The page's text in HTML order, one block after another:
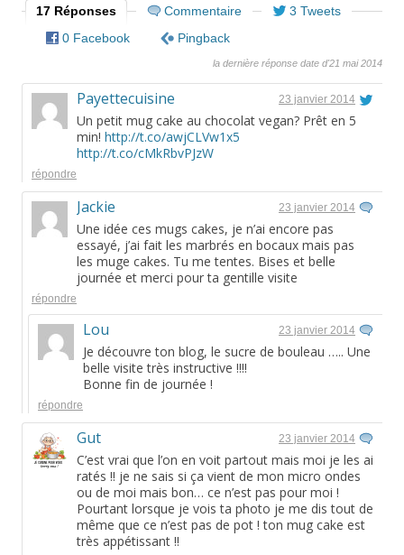
17 Réponses Commentaire
3 Tweets
0 Facebook
Pingback
la dernière réponse date d'21 mai 2014
Payettecuisine 23 janvier 2014
Un petit mug cake au chocolat vegan? Prêt en 5
min! http://t.co/awjCLVw1x5
http://t.co/cMkRbvPJzW
répondre
Jackie 23 janvier 2014
Une idée ces mugs cakes, je n’ai encore pas
essayé, j’ai fait les marbrés en bocaux mais pas
les muge cakes. Tu me tentes. Bises et belle
journée et merci pour ta gentille visite
répondre
Lou 23 janvier 2014
Je découvre ton blog, le sucre de bouleau ….. Une
belle visite très instructive !!!!
Bonne fin de journée !
répondre
Gut 23 janvier 2014
C’est vrai que l’on en voit partout mais moi je les ai
ratés !! je ne sais si ça vient de mon micro ondes
ou de moi mais bon… ce n’est pas pour moi !
Pourtant lorsque je vois ta photo je me dis tout de
même que ce n’est pas de pot ! ton mug cake est
très appétissant !!